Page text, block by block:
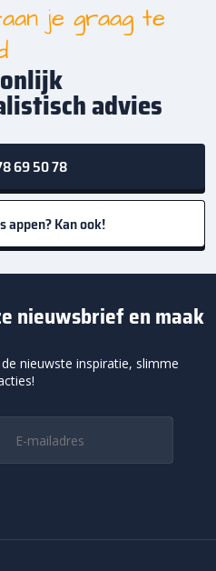
je graag te
advies
69 50 78
appen? Kan ook!
nieuwsbrief en maak
nieuwste inspiratie, slimme